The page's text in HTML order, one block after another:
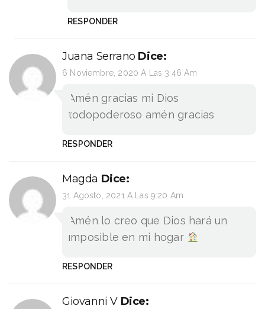
RESPONDER
Juana Serrano Dice:
6 Noviembre, 2020 A Las 3:46 Am
Amén gracias mi Dios
todopoderoso amén gracias
RESPONDER
Magda Dice:
31 Agosto, 2021 A Las 9:20 Am
Amén lo creo que Dios hará un
imposible en mi hogar
RESPONDER
Giovanni V Dice: